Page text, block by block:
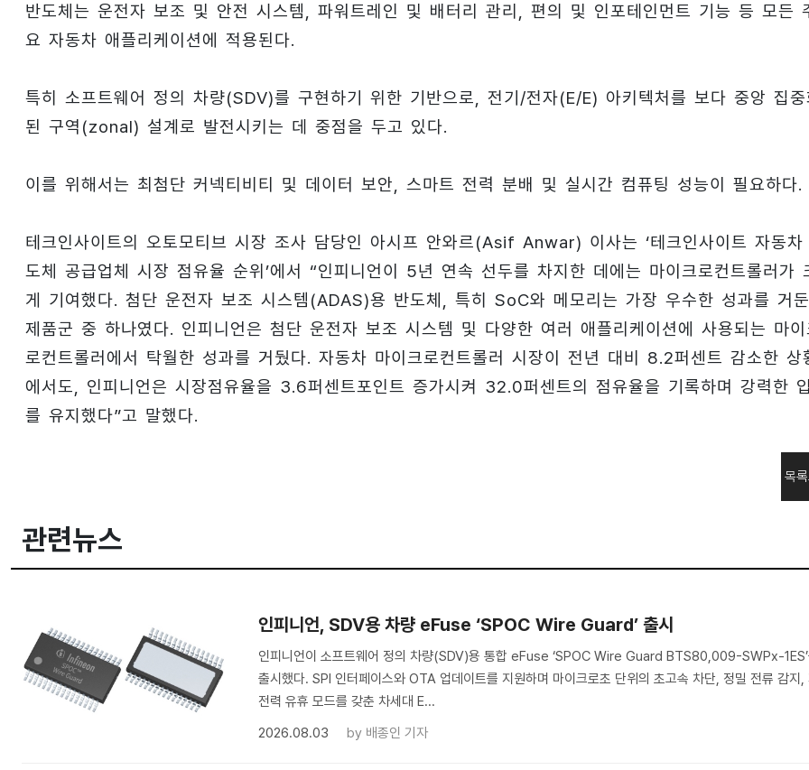
반도체는 운전자 보조 및 안전 시스템, 파워트레인 및 배터리 관리, 편의 및 인포테인먼트 기능 등 모든
요 자동차 애플리케이션에 적용된다.
특히 소프트웨어 정의 차량(SDV)를 구현하기 위한 기반으로, 전기/전자(E/E) 아키텍처를 보다 중앙 집
된 구역(zonal) 설계로 발전시키는 데 중점을 두고 있다.
이를 위해서는 최첨단 커넥티비티 및 데이터 보안, 스마트 전력 분배 및 실시간 컴퓨팅 성능이 필요하다.
테크인사이트의 오토모티브 시장 조사 담당인 아시프 안와르(Asif Anwar) 이사는 ‘테크인사이트 자동차
도체 공급업체 시장 점유율 순위’에서 “인피니언이 5년 연속 선두를 차지한 데에는 마이크로컨트롤러가
게 기여했다. 첨단 운전자 보조 시스템(ADAS)용 반도체, 특히 SoC와 메모리는 가장 우수한 성과를 거둔
제품군 중 하나였다. 인피니언은 첨단 운전자 보조 시스템 및 다양한 여러 애플리케이션에 사용되는 마
로컨트롤러에서 탁월한 성과를 거뒀다. 자동차 마이크로컨트롤러 시장이 전년 대비 8.2퍼센트 감소한 상
에서도, 인피니언은 시장점유율을 3.6퍼센트포인트 증가시켜 32.0퍼센트의 점유율을 기록하며 강력한
를 유지했다”고 말했다.
목
관련뉴스
인피니언, SDV용 차량 eFuse ‘SPOC Wire Guard’ 출시
인피니언이 소프트웨어 정의 차량(SDV)용 통합 eFuse ‘SPOC Wire Guard BTS80,009-SWPx-
출시했다. SPI 인터페이스와 OTA 업데이트를 지원하며 마이크로초 단위의 초고속 차단, 정밀 전류 감지,
전력 유휴 모드를 갖춘 차세대 E...
2026.08.03
by 배종인 기자